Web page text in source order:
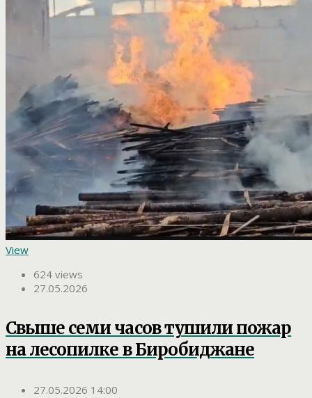
View
624 views
27.05.2026
Свыше семи часов тушили пожар
на лесопилке в Биробиджане
27.05.2026 14:00